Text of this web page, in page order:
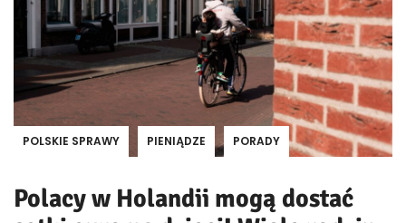
POLSKIE SPRAWY PIENIĄDZE PORADY
Polacy w Holandii mogą dostać